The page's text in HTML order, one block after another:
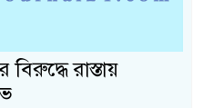
রাস্তায়